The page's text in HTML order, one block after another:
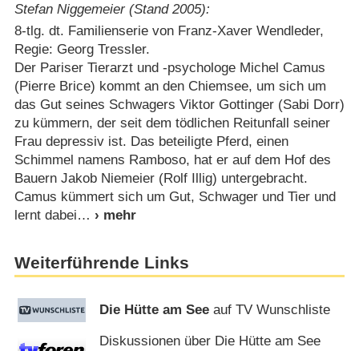
Stefan Niggemeier (Stand 2005):
8-tlg. dt. Familienserie von Franz-Xaver Wendleder,
Regie: Georg Tressler.
Der Pariser Tierarzt und -psychologe Michel Camus
(Pierre Brice) kommt an den Chiemsee, um sich um
das Gut seines Schwagers Viktor Gottinger (Sabi Dorr)
zu kümmern, der seit dem tödlichen Reitunfall seiner
Frau depressiv ist. Das beteiligte Pferd, einen
Schimmel namens Ramboso, hat er auf dem Hof des
Bauern Jakob Niemeier (Rolf Illig) untergebracht.
Camus kümmert sich um Gut, Schwager und Tier und
lernt dabei
Weiterführende Links
Die Hütte am See auf TV Wunschliste
Diskussionen über Die Hütte am See